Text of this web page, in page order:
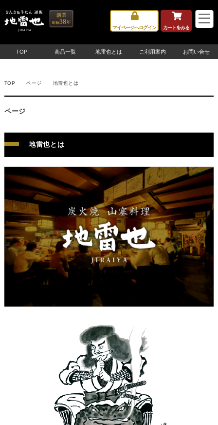
マイページへログイン カートをみる
TOP 商品一覧 地雷也とは ご利用案内 お問い合せ
TOP ページ 地雷也とは
ページ
地雷也とは